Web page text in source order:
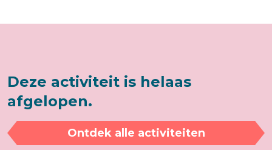
Deze activiteit is helaas
afgelopen.
Ontdek alle activiteiten